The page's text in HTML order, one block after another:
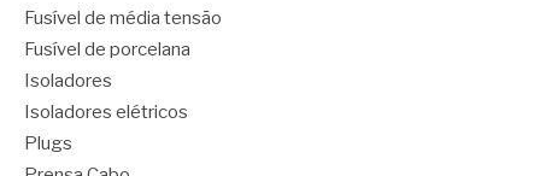
Fusível de média tensão
Fusível de porcelana
Isoladores
Isoladores elétricos
Plugs